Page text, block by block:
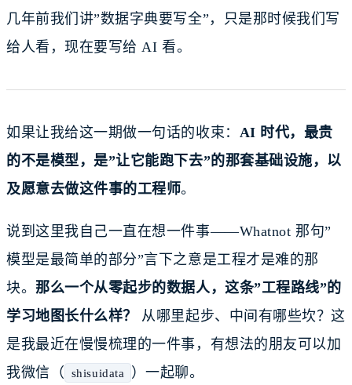
几年前我们讲”数据字典要写全”，只是那时候我们写
给人看，现在要写给 AI 看。
如果让我给这一期做一句话的收束： AI 时代，最贵
的不是模型，是”让它能跑下去”的那套基础设施，以
及愿意去做这件事的工程师。
说到这里我自己一直在想一件事——Whatnot 那句”
模型是最简单的部分”言下之意是工程才是难的那
块。 那么一个从零起步的数据人，这条”工程路线”的
学习地图长什么样？
从哪里起步、中间有哪些坎？这
是我最近在慢慢梳理的一件事，有想法的朋友可以加
我微信（
shisuidata ）一起聊。